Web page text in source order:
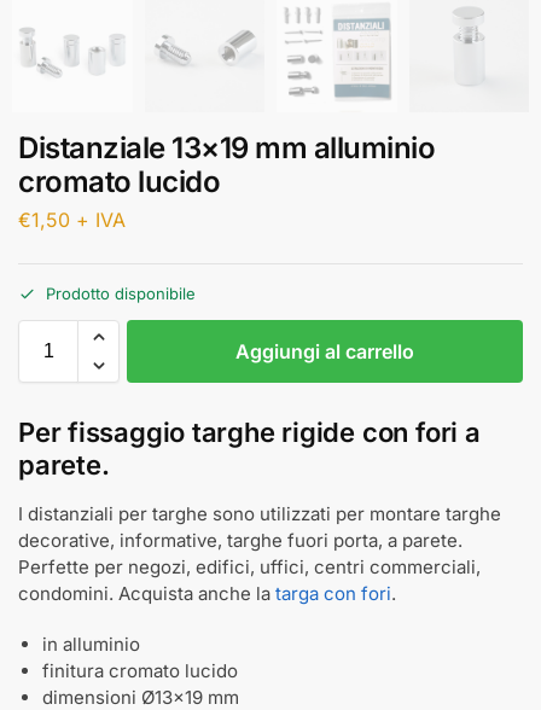
Distanziale 13×19 mm alluminio
cromato lucido
€1,50 + IVA
Prodotto disponibile
Aggiungi al carrello
Per fissaggio targhe rigide con fori a
parete.
I distanziali per targhe sono utilizzati per montare targhe
decorative, informative, targhe fuori porta, a parete.
Perfette per negozi, edifici, uffici, centri commerciali,
condomini. Acquista anche la targa con fori.
in alluminio
finitura cromato lucido
dimensioni Ø13x19 mm